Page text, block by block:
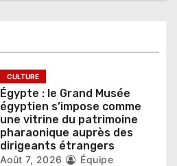
CULTURE
Égypte : le Grand Musée
égyptien s’impose comme
une vitrine du patrimoine
pharaonique auprès des
dirigeants étrangers
Août 7, 2026
Équipe